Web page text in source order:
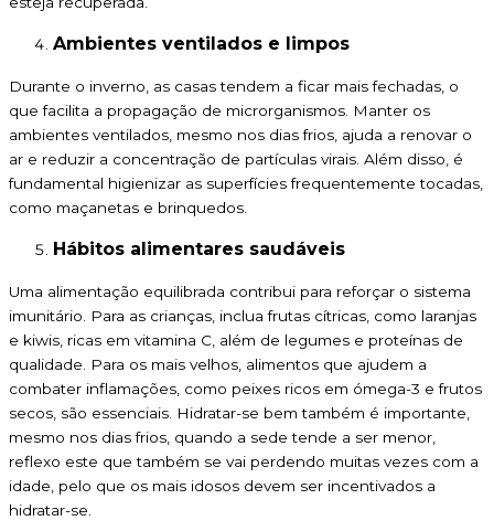
Ambientes ventilados e limpos
Durante o inverno, as casas tendem a ficar mais fechadas, o
que facilita a propagação de microrganismos. Manter os
ambientes ventilados, mesmo nos dias frios, ajuda a renovar o
ar e reduzir a concentração de partículas virais. Além disso, é
fundamental higienizar as superfícies frequentemente tocadas,
como maçanetas e brinquedos.
Hábitos alimentares saudáveis
Uma alimentação equilibrada contribui para reforçar o sistema
imunitário. Para as crianças, inclua frutas cítricas, como laranjas
e kiwis, ricas em vitamina C, além de legumes e proteínas de
qualidade. Para os mais velhos, alimentos que ajudem a
combater inflamações, como peixes ricos em ómega-3 e frutos
secos, são essenciais. Hidratar-se bem também é importante,
mesmo nos dias frios, quando a sede tende a ser menor,
reflexo este que também se vai perdendo muitas vezes com a
idade, pelo que os mais idosos devem ser incentivados a
hidratar-se.